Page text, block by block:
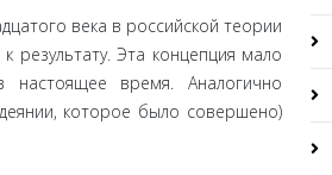
века в российской теории
результату. Эта концепция мало
настоящее время. Аналогично
которое было совершено)